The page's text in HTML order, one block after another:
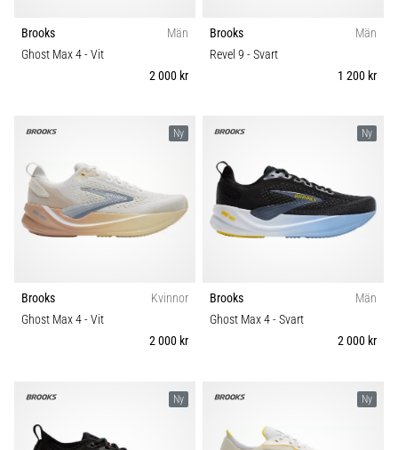
Brooks
Män
Ghost Max 4- Vit
2 000 kr
Brooks
Män
Revel 9 - Svart
1 200 kr
Ny
Brooks
Kvinnor
Ghost Max 4- Vit
2 000 kr
Ny
Brooks
Män
Ghost Max 4- Svart
2 000 kr
Ny Ny